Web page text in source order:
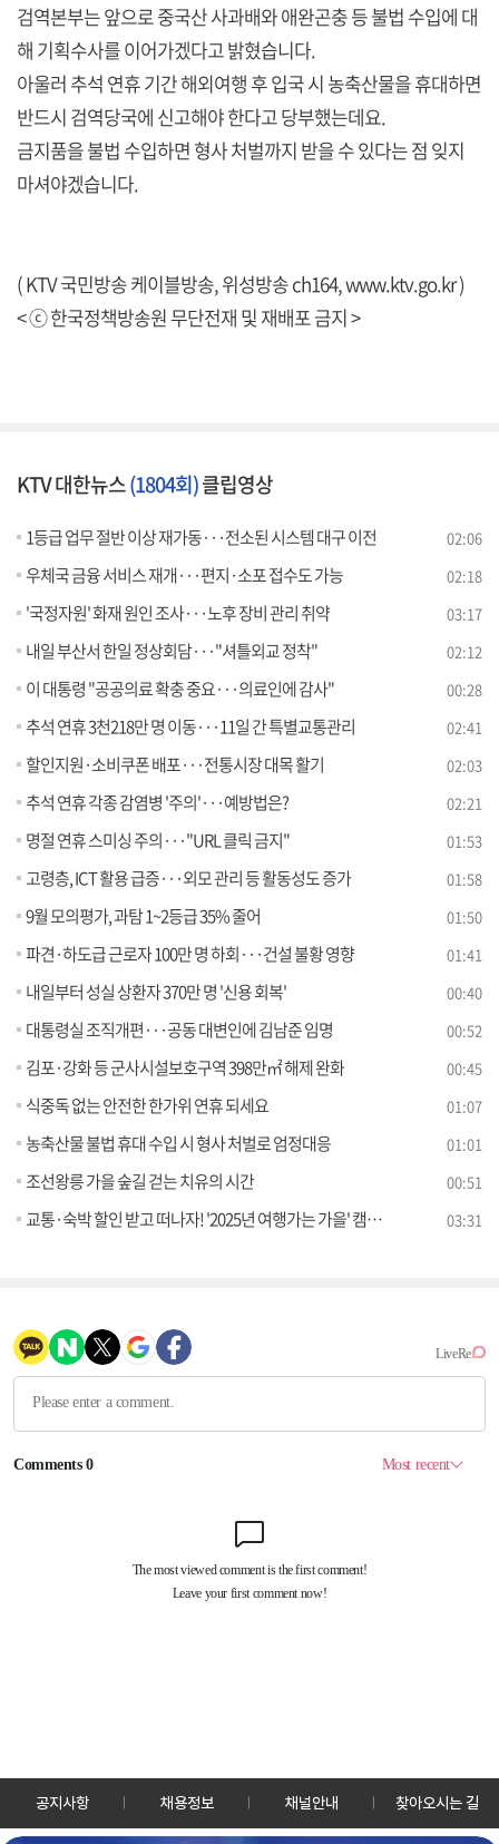
검역본부는 앞으로 중국산 사과배와 애완곤충 등 불법 수입에 대
해 기획수사를 이어가겠다고 밝혔습니다.
아울러 추석 연휴 기간 해외여행 후 입국 시 농축산물을 휴대하면
반드시 검역당국에 신고해야 한다고 당부했는데요.
금지품을 불법 수입하면 형사 처벌까지 받을 수 있다는 점 잊지
마셔야겠습니다.
( KTV 국민방송 케이블방송, 위성방송 ch164,www.ktv.go.kr)
< ⓒ 한국정책방송원 무단전재 및 재배포 금지 >
KTV 대한뉴스(1804회)클립영상
1등급 업무 절반 이상 재가동···전소된 시스템 대구 이전 02:06
우체국 금융 서비스 재개···편지·소포 접수도 가능 02:18
'국정자원' 화재 원인 조사···노후 장비 관리 취약 03:17
내일 부산서 한일 정상회담···"셔틀외교 정착" 02:12
이 대통령 "공공의료 확충 중요···의료인에 감사" 00:28
추석 연휴 3천218만 명 이동···11일 간 특별교통관리 02:41
할인지원·소비쿠폰 배포···전통시장 대목 활기 02:03
추석 연휴 각종 감염병 '주의'···예방법은? 02:21
명절 연휴 스미싱 주의···"URL 클릭 금지" 01:53
고령층, ICT 활용 급증···외모 관리 등 활동성도 증가 01:58
9월 모의평가, 과탐 1~2등급 35% 줄어 01:50
파견·하도급 근로자 100만 명 하회···건설 불황 영향 01:41
내일부터 성실 상환자 370만 명 '신용 회복' 00:40
대통령실 조직개편···공동 대변인에 김남준 임명 00:52
김포·강화 등 군사시설보호구역 398만㎡ 해제 완화 00:45
식중독 없는 안전한 한가위 연휴 되세요 01:07
농축산물 불법 휴대 수입 시 형사 처벌로 엄정대응 01:01
조선왕릉 가을 숲길 걷는 치유의 시간 00:51
교통·숙박 할인 받고 떠나자! '2025년 여행가는 가을' 캠페인 [클릭K+] 03:31
공지사항 채용정보 채널안내 찾아오시는 길